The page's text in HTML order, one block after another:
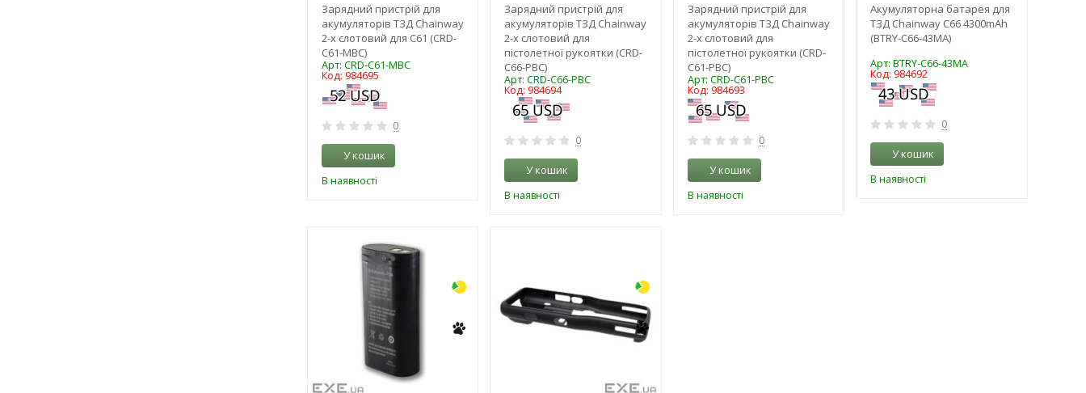
Зарядний пристрій для
акумуляторів ТЗД Chainway
2-х слотовий для С61 (CRD-
C61-MBC)
Арт: CRD-C61-MBC
Код: 984695
0
У кошик
В наявності
Зарядний пристрій для
акумуляторів ТЗД Chainway
2-х слотовий для
пістолетної рукоятки (CRD-
C66-PBC)
Арт: CRD-C66-PBC
Код: 984694
0
У кошик
В наявності
Зарядний пристрій для
акумуляторів ТЗД Chainway
2-х слотовий для
пістолетної рукоятки (CRD-
C61-PBC)
Арт: CRD-C61-PBC
Код: 984693
0
У кошик
В наявності
Акумуляторна батарея для
ТЗД Chainway С66 4300mAh
(BTRY-C66-43MA)
Арт: BTRY-C66-43MA
Код: 984692
0
У кошик
В наявності